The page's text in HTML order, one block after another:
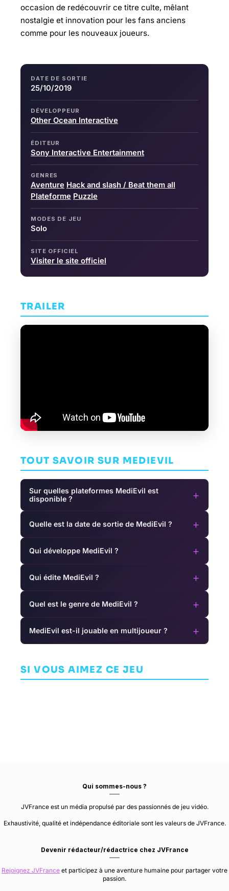
occasion de redécouvrir ce titre culte, mêlant
nostalgie et innovation pour les fans anciens
comme pour les nouveaux joueurs.
DATE DE SORTIE
25/10/2019
DÉVELOPPEUR
Other Ocean Interactive
ÉDITEUR
Sony Interactive Entertainment
GENRES
Aventure Hack and slash / Beat them all
Plateforme Puzzle
MODES DE JEU
Solo
SITE OFFICIEL
Visiter le site officiel
TRAILER
TOUT SAVOIR SUR MEDIEVIL
Sur quelles plateformes MediEvil est
disponible ?
+
Quelle est la date de sortie de MediEvil ? +
Qui développe MediEvil ? +
Qui édite MediEvil ? +
Quel est le genre de MediEvil ? +
MediEvil est-il jouable en multijoueur ? +
SI VOUS AIMEZ CE JEU
AVENTURE
AVENTURE
Qui sommes-nous ?
JVFrance est un média propulsé par des passionnés de jeu vidéo.
Exhaustivité, qualité et indépendance éditoriale sont les valeurs de JVFrance.
Devenir rédacteur/rédactrice chez JVFrance
Rejoignez JVFrance et participez à une aventure humaine pour partager votre
passion.